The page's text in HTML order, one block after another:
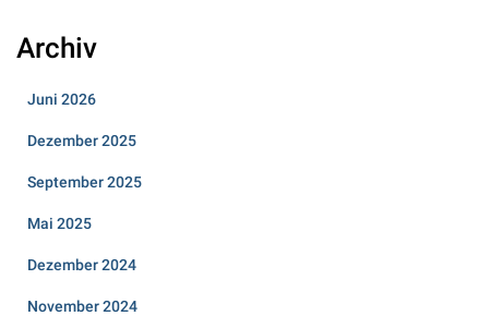
Archiv
Juni 2026
Dezember 2025
September 2025
Mai 2025
Dezember 2024
November 2024